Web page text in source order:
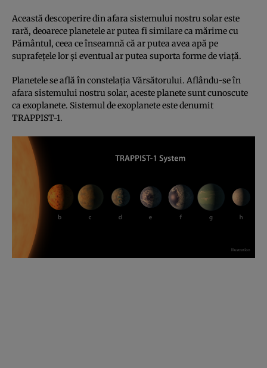
Această descoperire din afara sistemului nostru solar este
rară, deoarece planetele ar putea fi similare ca mărime cu
Pământul, ceea ce înseamnă că ar putea avea apă pe
suprafeţele lor şi eventual ar putea suporta forme de viaţă.
Planetele se află în constelaţia Vărsătorului. Aflându-se în
afara sistemului nostru solar, aceste planete sunt cunoscute
ca exoplanete. Sistemul de exoplanete este denumit
TRAPPIST-1.